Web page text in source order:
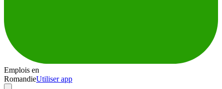
Emplois en
RomandieUtiliser app